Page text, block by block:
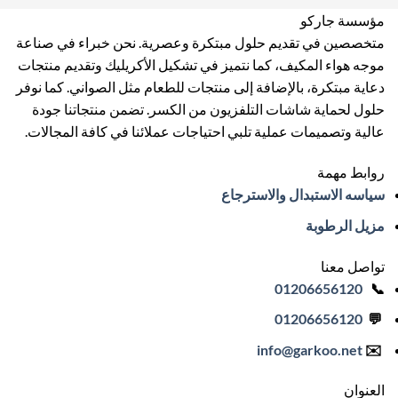
مؤسسة جاركو
متخصصين في تقديم حلول مبتكرة وعصرية. نحن خبراء في صناعة
موجه هواء المكيف، كما نتميز في تشكيل الأكريليك وتقديم منتجات
دعاية مبتكرة، بالإضافة إلى منتجات للطعام مثل الصواني. كما نوفر
حلول لحماية شاشات التلفزيون من الكسر. تضمن منتجاتنا جودة
عالية وتصميمات عملية تلبي احتياجات عملائنا في كافة المجالات.
روابط مهمة
سياسه الاستبدال والاسترجاع
مزيل الرطوبة
تواصل معنا
📞
01206656120
💬
01206656120
✉️
info@garkoo.net
العنوان